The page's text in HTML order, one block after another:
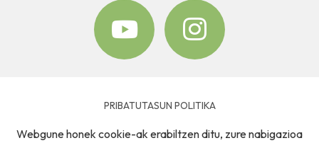
PRIBATUTASUN POLITIKA
Webgune honek cookie-ak erabiltzen ditu, zure nabigazioa